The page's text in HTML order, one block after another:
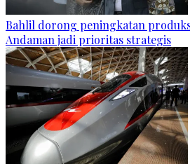
Bahlil dorong peningkatan
Andaman jadi prioritas strategis